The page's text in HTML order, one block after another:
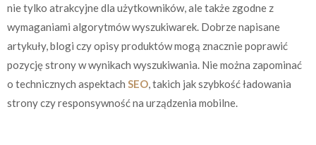
nie tylko atrakcyjne dla użytkowników, ale także zgodne z
wymaganiami algorytmów wyszukiwarek. Dobrze napisane
artykuły, blogi czy opisy produktów mogą znacznie poprawić
pozycję strony w wynikach wyszukiwania. Nie można zapominać
o technicznych aspektach SEO , takich jak szybkość ładowania
strony czy responsywność na urządzenia mobilne.